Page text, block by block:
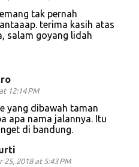
tak pernah
terima kasih atas
salam goyang lidah
12:14 PM
yang dibawah taman
apa nama jalannya. Itu
di bandung.
25, 2018 at 5:43 PM